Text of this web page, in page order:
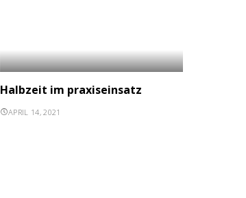
Halbzeit im praxiseinsatz
APRIL 14, 2021